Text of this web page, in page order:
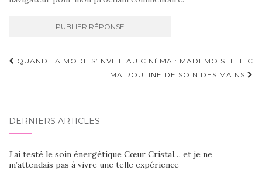
Navigation
QUAND LA MODE S’INVITE AU CINÉMA : MADEMOISELLE C
MA ROUTINE DE SOIN DES MAINS
DERNIERS ARTICLES
J’ai testé le soin énergétique Cœur Cristal… et je ne
m’attendais pas à vivre une telle expérience